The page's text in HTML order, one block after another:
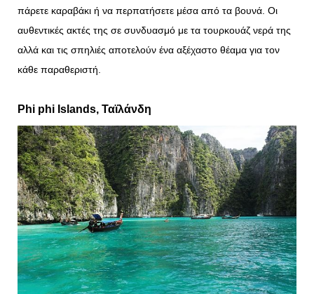
πάρετε καραβάκι ή να περπατήσετε μέσα από τα βουνά. Οι
αυθεντικές ακτές της σε συνδυασμό με τα τουρκουάζ νερά της
αλλά και τις σπηλιές αποτελούν ένα αξέχαστο θέαμα για τον
κάθε παραθεριστή.
Phi phi Islands, Ταϊλάνδη